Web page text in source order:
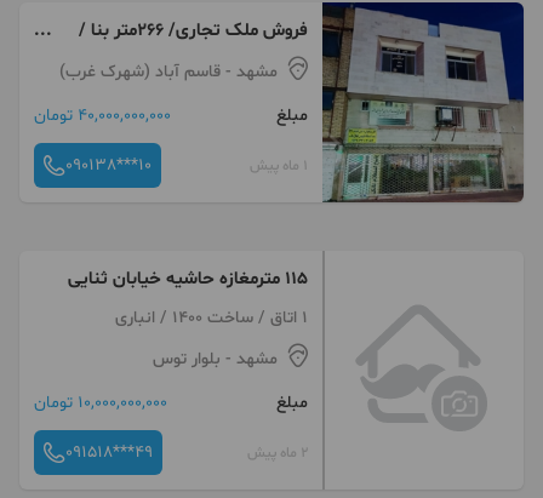
فروش ملک تجاری/ ۲۶۶متر بنا /
صد در صد تجاری
مشهد - قاسم آباد (شهرک غرب)
مبلغ
40,000,000,000 تومان
1 ماه پیش 090138***10
۱۱۵ مترمغازه حاشیه خیابان ثنایی
1 اتاق / ساخت 1400 / انباری
مشهد - بلوار توس
مبلغ
10,000,000,000 تومان
2 ماه پیش 091518***49